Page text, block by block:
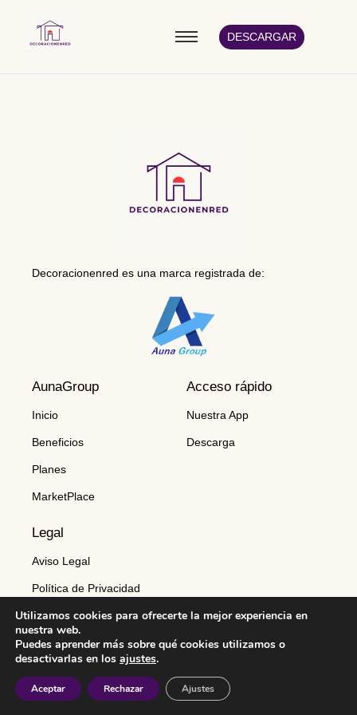
DESCARGAR
Decoracionenred es una marca registrada de:
AunaGroup
Inicio
Beneficios
Planes
MarketPlace
Acceso rápido
Nuestra App
Descarga
Legal
Aviso Legal
Política de Privacidad
Política de Cookies
© 2025 Aunagroup | Desarrollado por
Utilizamos cookies para ofrecerte la mejor experiencia en
nuestra web.
Puedes aprender más sobre qué cookies utilizamos o
desactivarlas en los ajustes.
Aceptar Rechazar Ajustes